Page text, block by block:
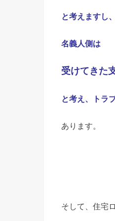
と考えますし、
名義人側は
受けてきた
と考え、 トラ
あります。
そして、住宅